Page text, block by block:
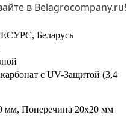
в Belagrocompany.ru!
Беларусь
с UV-Защитой (3,4
мм, Поперечина 20х20 мм